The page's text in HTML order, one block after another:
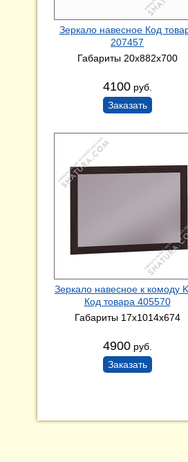
Зеркало навесное Код
207457
Габариты 20x882x700
4100 руб.
Заказать
Зеркало навесное к комоду
Код товара 405570
Габариты 17x1014x674
4900 руб.
Заказать